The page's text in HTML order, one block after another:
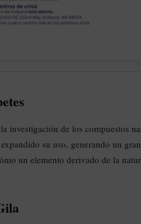
investigación de los compuestos
su uso, generando un
un elemento derivado de la